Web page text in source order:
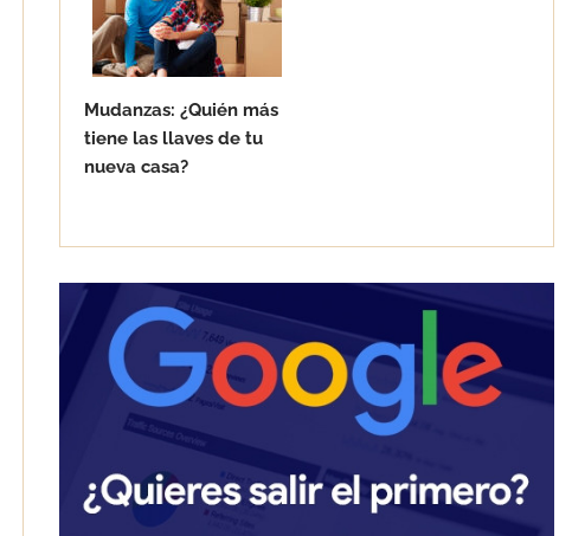
Mudanzas: ¿Quién más
tiene las llaves de tu
nueva casa?